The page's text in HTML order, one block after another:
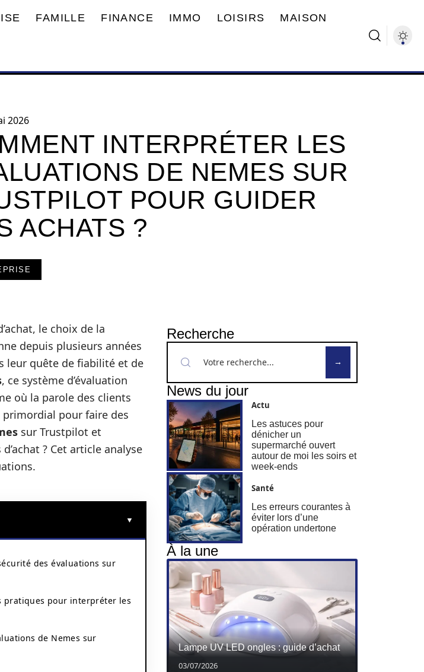
FAMILLE FINANCE IMMO LOISIRS MAISON
2026
INTERPRÉTER LES
DE NEMES SUR
POUR GUIDER
ACHATS ?
le choix de la
depuis plusieurs années
leur quête de fiabilité et de
, ce système d’évaluation
où la parole des clients
pour faire des
sur Trustpilot et
? Cet article analyse
des évaluations sur
pratiques pour interpréter les
de Nemes sur
Recherche
News du jour
Actu
Les astuces pour
dénicher un
supermarché ouvert
autour de moi les soirs et
week-ends
Santé
Les erreurs courantes à
éviter lors d’une
opération undertone
À la une
Lampe UV LED ongles : guide d’achat
03/07/2026